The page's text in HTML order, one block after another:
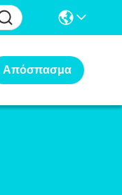
Απόσπασμα